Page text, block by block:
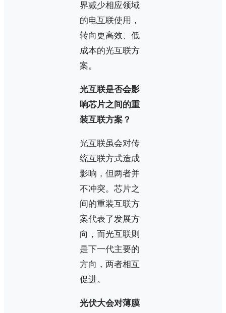
界减少相应领域
的电互联使用，
转向更高效、低
成本的光互联方
案。
光互联是否会影
响芯片之间的重
装互联方案？
光互联虽会对传
统互联方式造成
影响，但两者并
不冲突。芯片之
间的重装互联方
案代表了发展方
向，而光互联则
是下一代主要的
方向，两者相互
促进。
光伏大会对薄膜